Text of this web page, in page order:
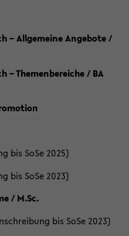
– Allgemeine Angebote /
– Themenbereiche / BA
bis SoSe 2025)
bis SoSe 2023)
/ M.Sc.
bis SoSe 2023)